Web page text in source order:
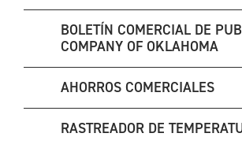
BOLETÍN COMERCIAL DE
COMPANY OF OKLAHOMA
AHORROS COMERCIALES
RASTREADOR DE